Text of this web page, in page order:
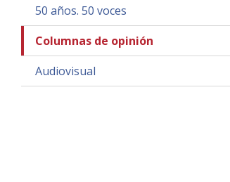
50 años. 50 voces
Columnas de opinión
Audiovisual